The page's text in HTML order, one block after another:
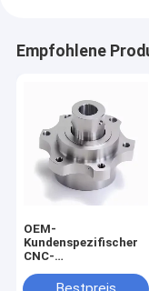
Empfohlene
OEM-
Kundenspezifischer
CNC-
für Automobilteile